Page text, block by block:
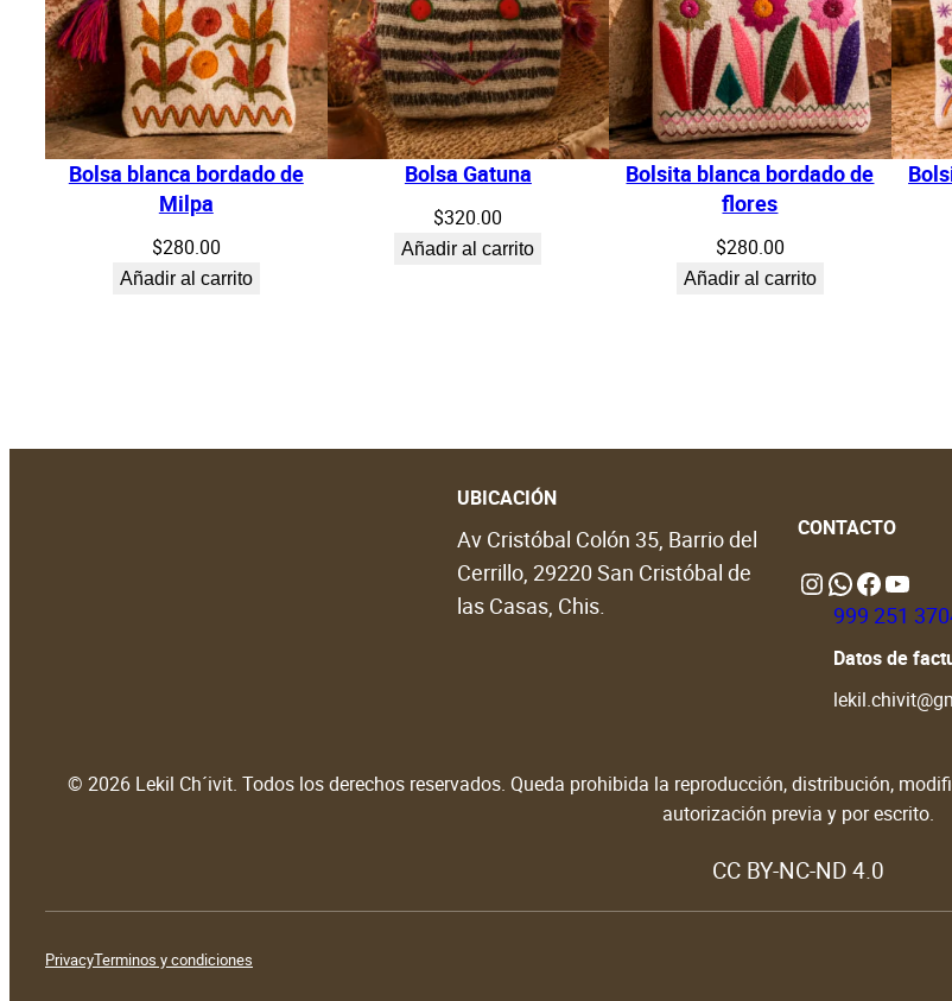
Bolsa blanca bordado de
Milpa
$280.00
Añadir al carrito
Bolsa Gatuna
$320.00
Añadir al carrito
Bolsita blanca bordado de
flores
$280.00
Añadir al carrito
UBICACIÓN
Av Cristóbal Colón 35, Barrio del
Cerrillo, 29220 San Cristóbal de
las Casas, Chis.
CONTACTO
InstagramWhatsApp https://www.facebook.com/people/Lekil-Chivit/61579066376698/?locale=en_GB# https://www.youtube.com/@LekilChivit
999 251
Datos de
© 2026 Lekil Ch´ivit. Todos los derechos reservados. Queda prohibida la reproducción, distribución,
autorización previa y por escrito.
CC BY-NC-ND 4.0
PrivacyTerminos y condiciones